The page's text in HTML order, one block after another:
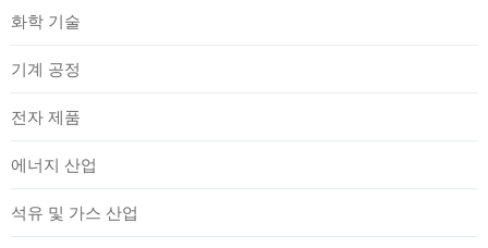
화학 기술
기계 공정
전자 제품
에너지 산업
석유 및 가스 산업